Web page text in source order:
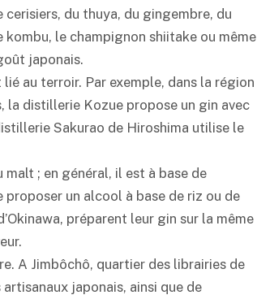
du thuya, du gingembre, du
le champignon shiitake ou même
japonais.
au terroir. Par exemple, dans la région
la distillerie Kozue propose un gin avec
Sakurao de Hiroshima utilise le
; en général, il est à base de
proposer un alcool à base de riz ou de
préparent leur gin sur la même
A Jimbôchô, quartier des librairies de
japonais, ainsi que de